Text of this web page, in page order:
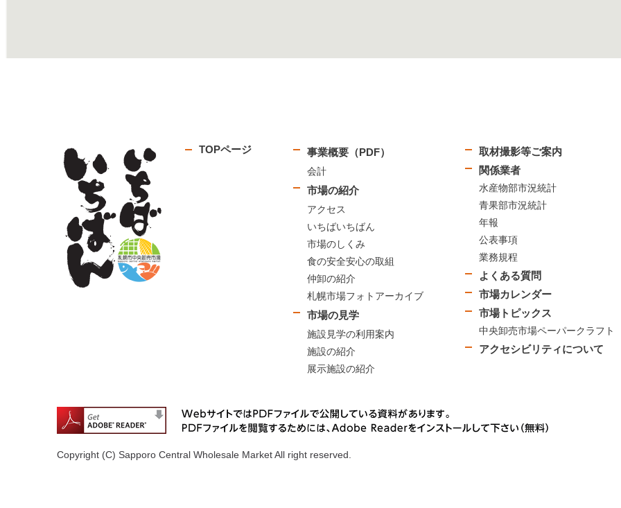
TOPページ 事業概要（PDF）
会計
市場の紹介
アクセス
いちばいちばん
市場のしくみ
食の安全安心の取組
仲卸の紹介
札幌市場フォトアーカイブ
市場の見学
施設見学の利用案内
施設の紹介
展示施設の紹介
取材撮影等ご案内
関係業者
水産物部市況統計
青果部市況統計
年報
公表事項
業務規程
よくある質問
市場カレンダー
市場トピックス
中央卸売市場ペーパークラフト
アクセシビリティについて
Copyright (C) Sapporo Central Wholesale Market All right reserved.